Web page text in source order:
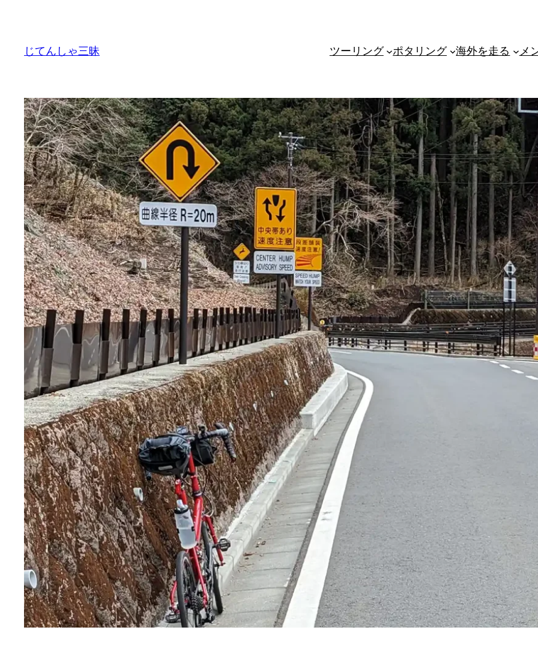
じてんしゃ三昧 ツーリング ポタリング 海外を走る メ